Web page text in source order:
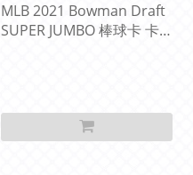
MLB 2021 Bowman Draft
SUPER JUMBO 棒球卡 卡